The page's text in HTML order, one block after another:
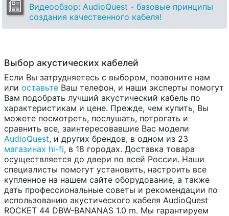
Видеообзор: AudioQuest - базовые принципы
создания качественного кабеля!
Выбор акустических кабелей
Если Вы затрудняетесь с выбором, позвоните нам
или оставьте Ваш телефон, и наши эксперты помогут
Вам подобрать лучший акустический кабель по
характеристикам и цене. Прежде, чем купить, Вы
можете посмотреть, послушать, потрогать и
сравнить все, заинтересовавшие Вас модели
AudioQuest, и других брендов, в одном из 23
магазинах hi-fi, в 18 городах. Доставка товара
осуществляется до двери по всей России. Наши
специалисты помогут установить, настроить все
купленное на нашем сайте оборудование, а также
дать профессиональные советы и рекомендации по
использованию акустического кабеля AudioQuest
ROCKET 44 DBW-BANANAS 1.0 m. Мы гарантируем